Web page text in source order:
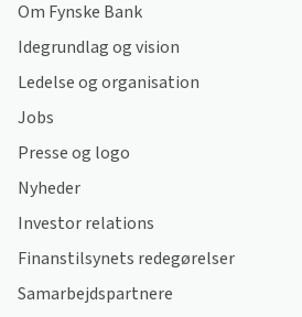
Om Fynske Bank
Idegrundlag og vision
Ledelse og organisation
Jobs
Presse og logo
Nyheder
Investor relations
Finanstilsynets redegørelser
Samarbejdspartnere